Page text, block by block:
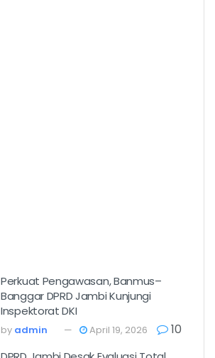
Perkuat Pengawasan, Banmus–
Banggar DPRD Jambi Kunjungi
Inspektorat DKI
by admin April 19, 2026 10